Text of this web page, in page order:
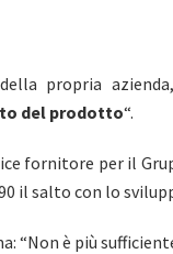
propria
del prodotto“.
fornitore per il
il salto con lo
“Non è più